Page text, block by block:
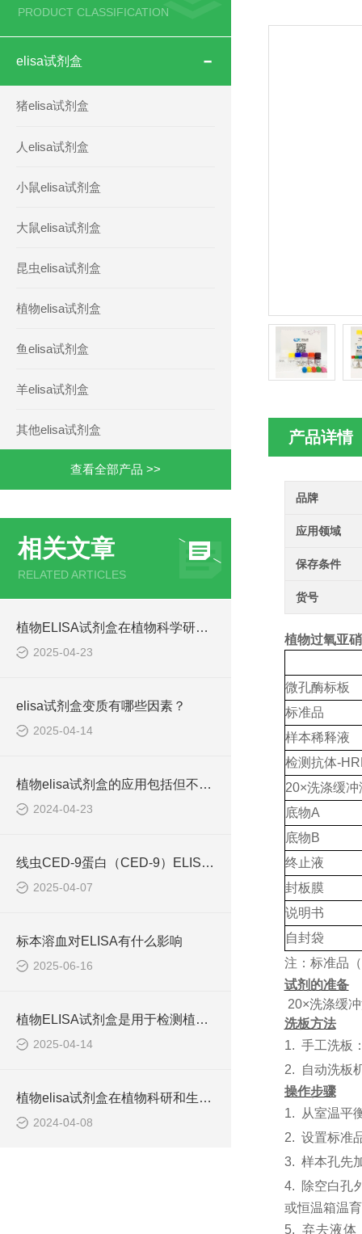
PRODUCT CLASSIFICATION
elisa试剂盒
猪elisa试剂盒
人elisa试剂盒
小鼠elisa试剂盒
大鼠elisa试剂盒
昆虫elisa试剂盒
植物elisa试剂盒
鱼elisa试剂盒
羊elisa试剂盒
其他elisa试剂盒
查看全部产品 >>
相关文章
RELATED ARTICLES
植物ELISA试剂盒在植物科学研究中发挥着重要作用
2025-04-23
elisa试剂盒变质有哪些因素？
2025-04-14
植物elisa试剂盒的应用包括但不限于以下几个方面
2024-04-23
线虫CED-9蛋白（CED-9）ELISA检测试剂盒
2025-04-07
标本溶血对ELISA有什么影响
2025-06-16
植物ELISA试剂盒是用于检测植物体内各种生物分子含量的实验工具
2025-04-14
植物elisa试剂盒在植物科研和生产中有着重要的应用价值
2024-04-08
产品详情
品牌
应用领域
保存条件
货号
植物过氧亚
微孔酶标板
标准品
样本稀释液
检测抗体-
20×洗涤缓冲
底物A
底物B
终止液
封板膜
说明书
自封袋
注：标准品（
试剂的准备
20×洗涤缓
洗板方法
1. 手工洗板
2.
自动洗板
操作步骤
1.
从室温平
2. 设置标准
3. 样本孔先
4.
除空白孔
或恒温箱温
5.
弃去液体